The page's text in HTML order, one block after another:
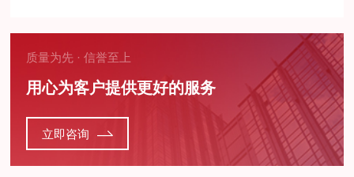
质量为先 · 信誉至上
用心为客户提供更好的服务
立即咨询